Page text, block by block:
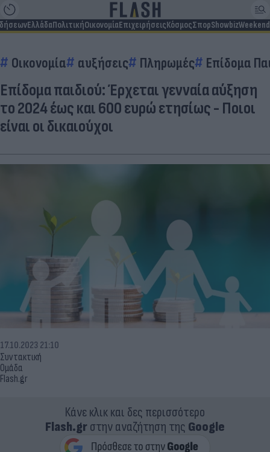
ΕλλάδαΠολιτικήΟικονομίαΕπιχειρήσειςΚόσμοςΣπορShowbizWeekend
Οικονομία αυξήσεις Πληρωμές Επίδομα
Επίδομα παιδιού: Έρχεται γενναία αύξηση
το 2024 έως και 600 ευρώ ετησίως - Ποιοι
είναι οι δικαιούχοι
Συντακτική
Ομάδα
Flash.gr
17.10.2023 21:10
Κάνε κλικ και δες περισσότερο
Flash.grστην αναζήτηση της Google